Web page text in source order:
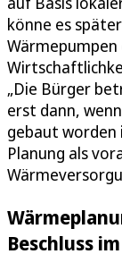
könne es
„Die Bürger
erst dann,
gebaut worden
Planung als
Beschluss